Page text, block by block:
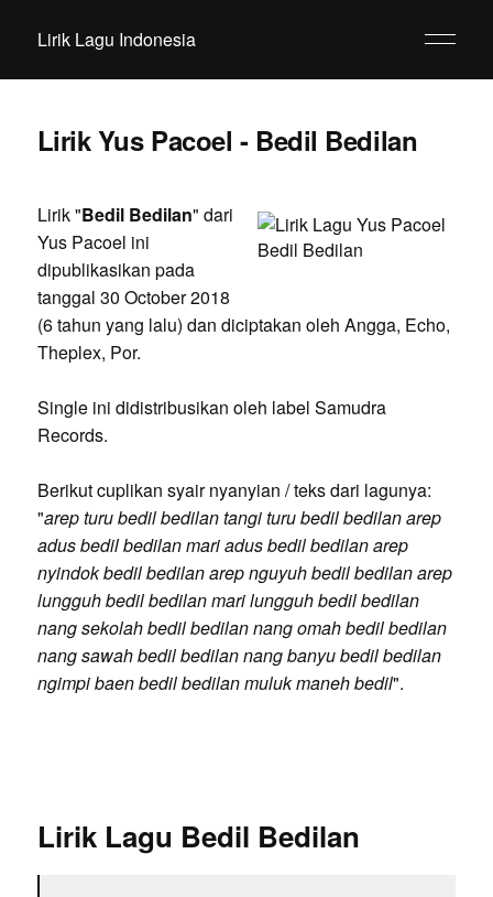
Lirik Lagu Indonesia
Lirik Yus Pacoel - Bedil Bedilan
Lirik "Bedil Bedilan" dari
Yus Pacoel ini
dipublikasikan pada
tanggal 30 October 2018
(6 tahun yang lalu) dan diciptakan oleh Angga, Echo,
Theplex, Por.
Single ini didistribusikan oleh label Samudra
Records.
Berikut cuplikan syair nyanyian / teks dari lagunya:
"arep turu bedil bedilan tangi turu bedil bedilan arep
adus bedil bedilan mari adus bedil bedilan arep
nyindok bedil bedilan arep nguyuh bedil bedilan arep
lungguh bedil bedilan mari lungguh bedil bedilan
nang sekolah bedil bedilan nang omah bedil bedilan
nang sawah bedil bedilan nang banyu bedil bedilan
ngimpi baen bedil bedilan muluk maneh bedil".
Lirik Lagu Bedil Bedilan